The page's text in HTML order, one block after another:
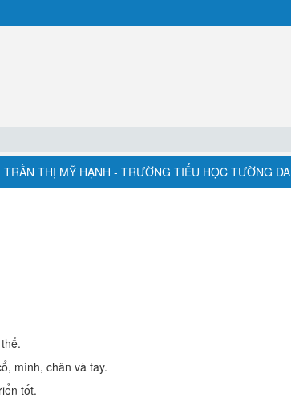
THỊ MỸ HẠNH - TRƯỜNG TIỂU HỌC TƯỜNG ĐA
mình, chân và tay.
tốt.